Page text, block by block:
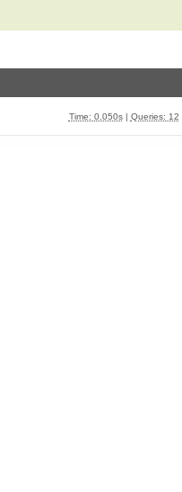
Time: 0.050s| Queries: 12